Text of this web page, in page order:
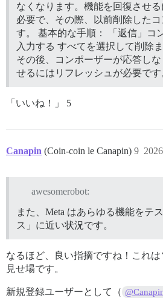
なくなります。機能を回復させ
必要で、その際、以前削除した
す。 基本的な手順： 「返信」コ
入力する すべてを選択して削除
その後、コンポーザーが応答し
せるにはリフレッシュが必要です
「いいね！」 5
Canapin (Coin-coin le Canapin) 9
awesomerobot:
また、Meta はあらゆる機能をテ
ス」に近い状況です。
なるほど、良い指摘ですね！これ
見せ場です。
新規登録ユーザーとして（